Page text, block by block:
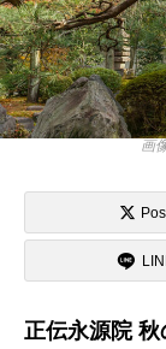
画
正伝永源院